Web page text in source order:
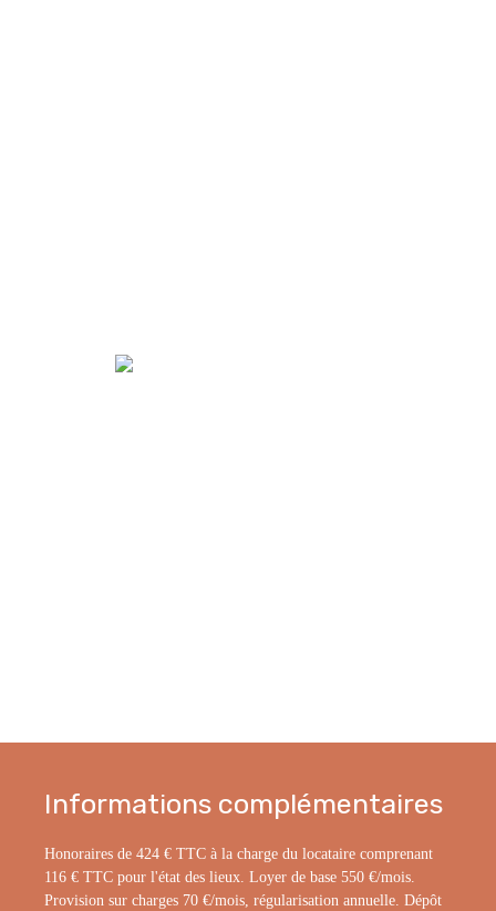
Informations complémentaires
Honoraires de 424 € TTC à la charge du locataire comprenant
116 € TTC pour l'état des lieux. Loyer de base 550 €/mois.
Provision sur charges 70 €/mois, régularisation annuelle. Dépôt